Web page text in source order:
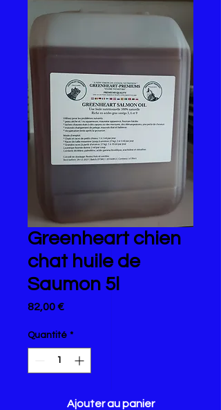
Greenheart chien
chat huile de
Saumon 5l
82,00 €Prix
Quantité *
Ajouter au panier